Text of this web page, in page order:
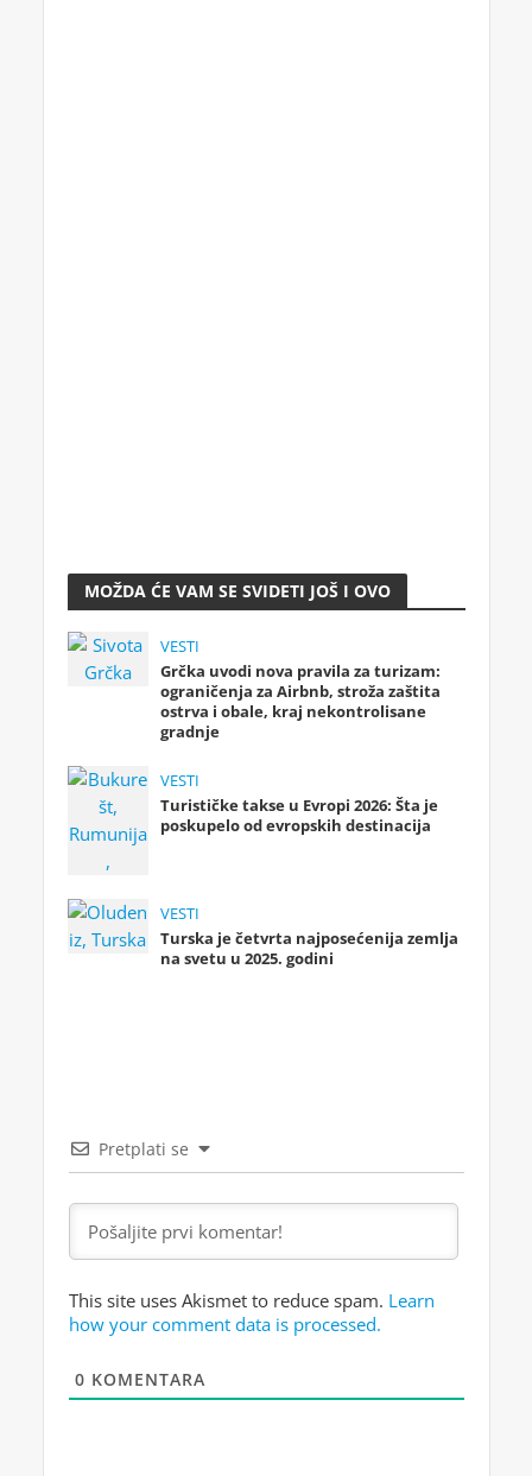
MOŽDA ĆE VAM SE SVIDETI JOŠ I OVO
VESTI
Grčka uvodi nova pravila za turizam:
ograničenja za Airbnb, stroža zaštita
ostrva i obale, kraj nekontrolisane
gradnje
VESTI
Turističke takse u Evropi 2026: Šta je
poskupelo od evropskih destinacija
VESTI
Turska je četvrta najposećenija zemlja
na svetu u 2025. godini
Pretplati se
This site uses Akismet to reduce spam. Learn
how your comment data is processed.
0 KOMENTARA